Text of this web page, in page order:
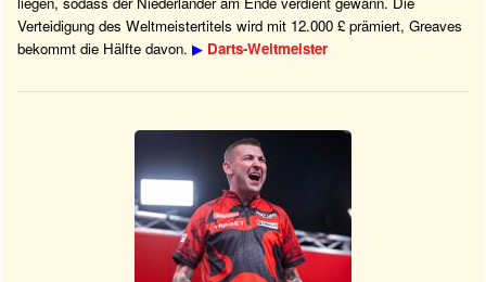
Verteidigung des Weltmeistertitels wird mit 12.000 £ prämiert, Greaves
bekommt die Hälfte davon. ▶ Darts-Weltmeister